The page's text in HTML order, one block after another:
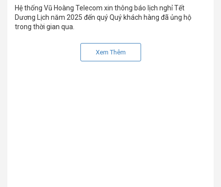
Hệ thống Vũ Hoàng Telecom xin thông báo lịch nghỉ Tết
Dương Lịch năm 2025 đến quý Quý khách hàng đã ủng hộ
trong thời gian qua.
Xem Thêm